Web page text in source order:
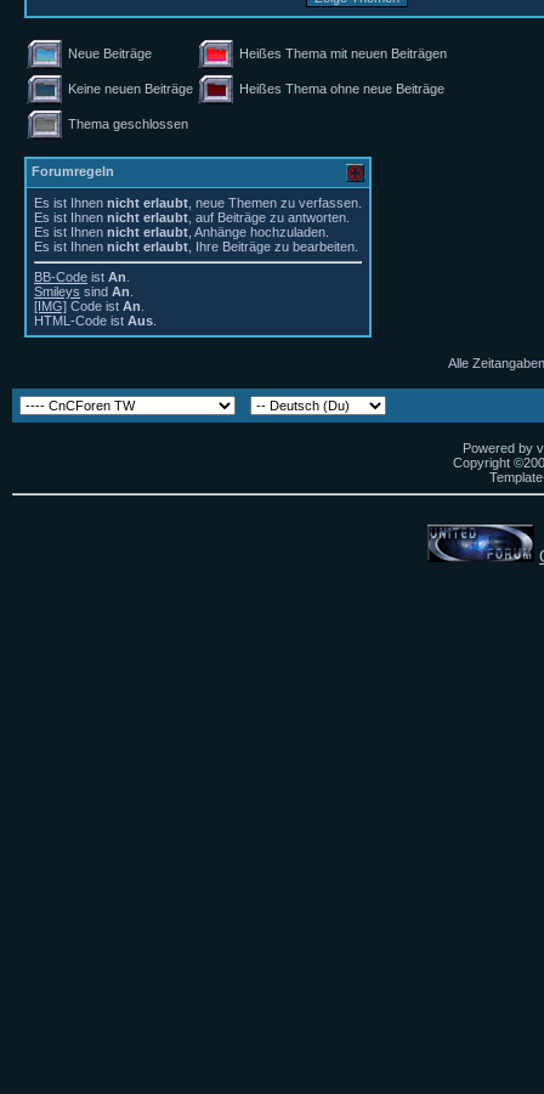
Neue Beiträge Heißes Thema mit neuen Beiträgen
Keine neuen Beiträge Heißes Thema ohne neue Beiträge
Thema geschlossen
Forumregeln
Es ist Ihnen nicht erlaubt , neue Themen zu verfassen.
Es ist Ihnen nicht erlaubt , auf Beiträge zu antworten.
Es ist Ihnen nicht erlaubt , Anhänge hochzuladen.
Es ist Ihnen nicht erlaubt , Ihre Beiträge zu bearbeiten.
BB-Code ist An
Smileys sind An
[IMG] Code ist An
HTML-Code ist Aus
Alle
Powered by
Copyright